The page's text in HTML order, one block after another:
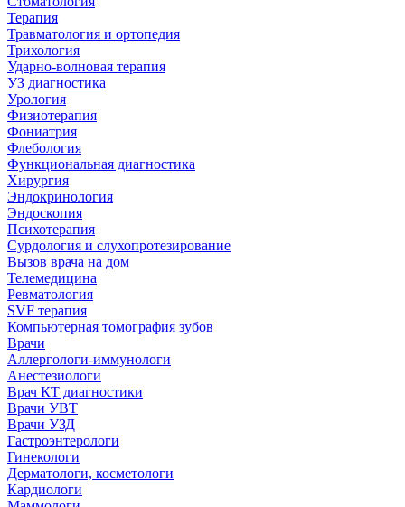
Терапия
Травматология и ортопедия
Трихология
Ударно-волновая терапия
УЗ диагностика
Урология
Физиотерапия
Фониатрия
Флебология
Функциональная диагностика
Хирургия
Эндокринология
Эндоскопия
Психотерапия
Сурдология и слухопротезирование
Вызов врача на дом
Телемедицина
Ревматология
SVF терапия
Компьютерная томография зубов
Врачи
Аллергологи-иммунологи
Анестезиологи
Врач КТ диагностики
Врачи УВТ
Врачи УЗД
Гастроэнтерологи
Гинекологи
Дерматологи, косметологи
Кардиологи